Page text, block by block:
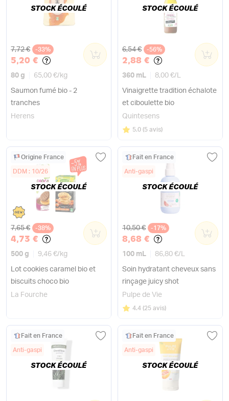
Ancien prix
7,72 € -33%
5,20 €
80 g 65,00 €/ kg
Saumon fumé bio - 2
tranches
0
Herens
STOCK ÉCOULÉ
Ancien prix
6,54 € -56%
2,88 €
360 mL 8,00 €/ L
Vinaigrette tradition échalote
et ciboulette bio
0
Quintesens
Note
5.0 sur 5
(5 avis)
STOCK ÉCOULÉ
Origine France
DDM : 10/26
Ancien prix
7,65 € -38%
4,73 €
500 g 9,46 €/ kg
Lot cookies caramel bio et
biscuits choco bio
0
La Fourche
STOCK ÉCOULÉ
Fait en France
Anti-gaspi
Ancien prix
10,50 € -17%
8,68 €
100 mL 86,80 €/ L
Soin hydratant cheveux sans
rinçage juicy shot
0
Pulpe de Vie
Note
4.4 sur 5
(25 avis)
STOCK ÉCOULÉ
Fait en France
Anti-gaspi
STOCK ÉCOULÉ
Fait en France
Anti-gaspi
STOCK ÉCOULÉ